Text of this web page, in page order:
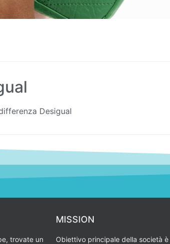
Desigual
trovate un
MISSION
Obiettivo principale della società è